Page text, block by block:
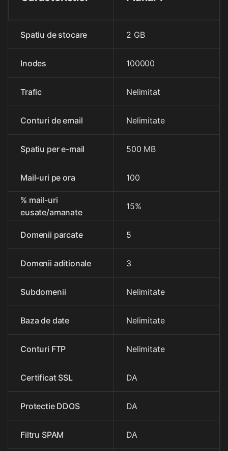
Spatiu de stocare
Inodes
Trafic
Conturi de email
Spatiu per e-mail
Mail-uri pe ora
% mail-uri
eusate/amanate
Domenii parcate
Domenii aditionale
Subdomenii
Baza de date
Conturi FTP
Certificat SSL
Protectie DDOS
Filtru SPAM
2 GB
100000
Nelimitat
Nelimitate
500 MB
100
15%
5
3
Nelimitate
Nelimitate
Nelimitate
DA
DA
DA